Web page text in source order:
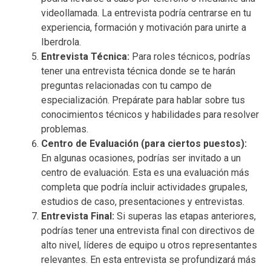
videollamada. La entrevista podría centrarse en tu
experiencia, formación y motivación para unirte a
Iberdrola.
Entrevista Técnica: Para roles técnicos, podrías
tener una entrevista técnica donde se te harán
preguntas relacionadas con tu campo de
especialización. Prepárate para hablar sobre tus
conocimientos técnicos y habilidades para resolver
problemas.
Centro de Evaluación (para ciertos puestos):
En algunas ocasiones, podrías ser invitado a un
centro de evaluación. Esta es una evaluación más
completa que podría incluir actividades grupales,
estudios de caso, presentaciones y entrevistas.
Entrevista Final: Si superas las etapas anteriores,
podrías tener una entrevista final con directivos de
alto nivel, líderes de equipo u otros representantes
relevantes. En esta entrevista se profundizará más